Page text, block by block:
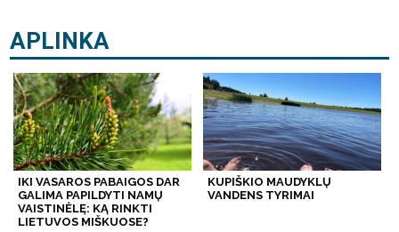
APLINKA
IKI VASAROS PABAIGOS DAR
GALIMA PAPILDYTI NAMŲ
VAISTINĖLĘ: KĄ RINKTI
LIETUVOS MIŠKUOSE?
KUPIŠKIO MAUDYKLŲ
VANDENS TYRIMAI